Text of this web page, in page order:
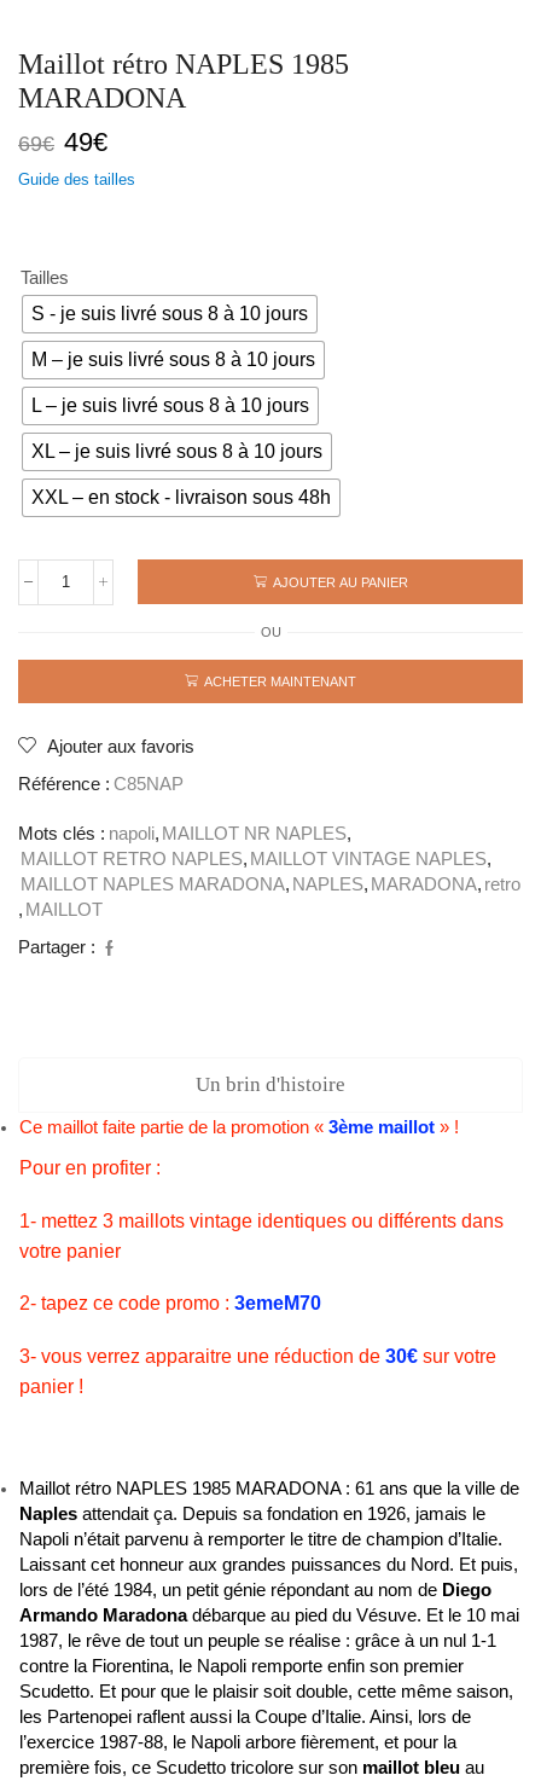
Maillot rétro NAPLES 1985
MARADONA
69€ Le
initial
49€Le
actuel
Guide des tailles
Tailles
S - je suis livré sous 8 à 10 jours
M – je suis livré sous 8 à 10 jours
L – je suis livré sous 8 à 10 jours
XL – je suis livré sous 8 à 10 jours
XXL – en stock - livraison sous 48h
quantité
rétro
1985
AJOUTER AU PANIER
OU
ACHETER MAINTENANT
Ajouter aux favoris
Référence : C85NAP
Mots clés : napoli, MAILLOT NR NAPLES,
MAILLOT RETRO NAPLES, MAILLOT VINTAGE NAPLES,
MAILLOT NAPLES MARADONA, NAPLES, MARADONA, retro
, MAILLOT
Partager :
Un brin d'histoire
Ce maillot faite partie de la promotion « 3ème maillot » !
Pour en profiter :
1- mettez 3 maillots vintage identiques ou différents dans
votre panier
2- tapez ce code promo : 3emeM70
3- vous verrez apparaitre une réduction de 30€ sur votre
panier !
Maillot rétro NAPLES 1985 MARADONA : 61 ans que la ville de
Naples attendait ça. Depuis sa fondation en 1926, jamais le
Napoli n’était parvenu à remporter le titre de champion d’Italie.
Laissant cet honneur aux grandes puissances du Nord. Et puis,
lors de l’été 1984, un petit génie répondant au nom de Diego
Armando Maradonadébarque au pied du Vésuve. Et le 10 mai
1987, le rêve de tout un peuple se réalise : grâce à un nul 1-1
contre la Fiorentina, le Napoli remporte enfin son premier
Scudetto. Et pour que le plaisir soit double, cette même saison,
les Partenopei raflent aussi la Coupe d’Italie. Ainsi, lors de
l’exercice 1987-88, le Napoli arbore fièrement, et pour la
première fois, ce Scudetto tricolore sur son maillot bleu au